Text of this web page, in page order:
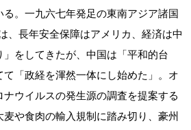
る。一九六七年発足の東南アジア諸国
、長年安全保障はアメリカ、経済は中
をしてきたが、中国は「平和的台
「政経を渾然一体にし始めた」。オ
ウイルスの発生源の調査を提案する
や食肉の輸入規制に踏み切り、豪州